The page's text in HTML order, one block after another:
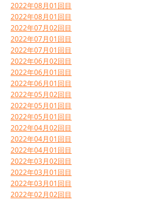
2022年08月01回目
2022年08月01回目
2022年07月02回目
2022年07月01回目
2022年07月01回目
2022年06月02回目
2022年06月01回目
2022年06月01回目
2022年05月02回目
2022年05月01回目
2022年05月01回目
2022年04月02回目
2022年04月01回目
2022年04月01回目
2022年03月02回目
2022年03月01回目
2022年03月01回目
2022年02月02回目